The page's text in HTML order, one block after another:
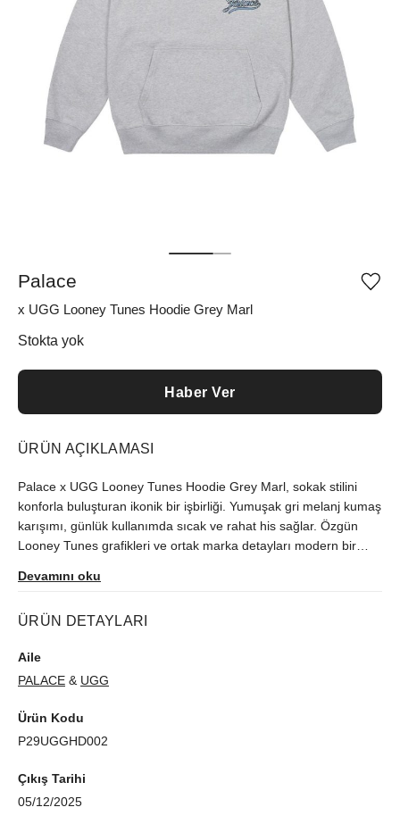
Palace
x UGG Looney Tunes Hoodie Grey Marl
Stokta yok
Haber Ver
ÜRÜN AÇIKLAMASI
Palace x UGG Looney Tunes Hoodie Grey Marl, sokak stilini
konforla buluşturan ikonik bir işbirliği. Yumuşak gri melanj kumaş
karışımı, günlük kullanımda sıcak ve rahat his sağlar. Özgün
Looney Tunes grafikleri ve ortak marka detayları modern bir
manşet ile bel pratiklik ve formu destekler. Unisex kalıbı, jean ve
katan bu kapüşonlu, şehir yaşamı ve casual kombinler için
Devamını oku
ÜRÜN DETAYLARI
Aile
PALACE & UGG
Ürün Kodu
P29UGGHD002
Çıkış Tarihi
05/12/2025